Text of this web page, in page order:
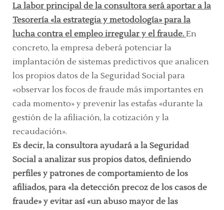
La labor principal de la consultora será aportar a la
Tesorería «la estrategia y metodología» para la
lucha contra el empleo irregular y el fraude. En
concreto, la empresa deberá potenciar la
implantación de sistemas predictivos que analicen
los propios datos de la Seguridad Social para
«observar los focos de fraude más importantes en
cada momento» y prevenir las estafas «durante la
gestión de la afiliación, la cotización y la
recaudación».
Es decir, la consultora ayudará a la Seguridad
Social a analizar sus propios datos, definiendo
perfiles y patrones de comportamiento de los
afiliados, para «la detección precoz de los casos de
fraude» y evitar así «un abuso mayor de las